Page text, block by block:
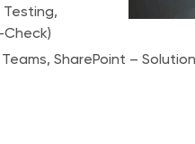
SharePoint –